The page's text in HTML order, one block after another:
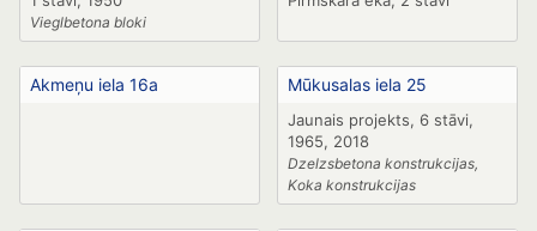
Vieglbetona bloki
Akmeņu iela 16a Mūkusalas iela 25
Jaunais projekts, 6 stāvi,
1965, 2018
Dzelzsbetona konstrukcijas,
Koka konstrukcijas